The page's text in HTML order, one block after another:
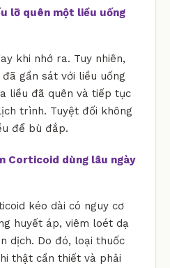
lỡ quên một liều uống
khi nhớ ra. Tuy nhiên,
gần sát với liều uống
liều đã quên và tiếp tục
trình. Tuyệt đối không
để bù đắp.
Corticoid dùng lâu ngày
kéo dài có nguy cơ
huyết áp, viêm loét dạ
dịch. Do đó, loại thuốc
thật cần thiết và phải